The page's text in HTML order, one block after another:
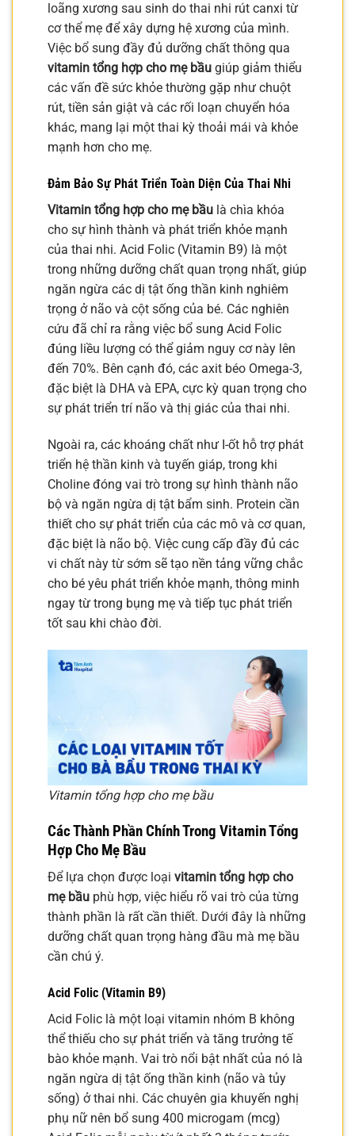
loãng xương sau sinh do thai nhi rút canxi từ
cơ thể mẹ để xây dựng hệ xương của mình.
Việc bổ sung đầy đủ dưỡng chất thông qua
vitamin tổng hợp cho mẹ bầu giúp giảm thiểu
các vấn đề sức khỏe thường gặp như chuột
rút, tiền sản giật và các rối loạn chuyển hóa
khác, mang lại một thai kỳ thoải mái và khỏe
mạnh hơn cho mẹ.
Đảm Bảo Sự Phát Triển Toàn Diện Của Thai Nhi
Vitamin tổng hợp cho mẹ bầu là chìa khóa
cho sự hình thành và phát triển khỏe mạnh
của thai nhi. Acid Folic (Vitamin B9) là một
trong những dưỡng chất quan trọng nhất, giúp
ngăn ngừa các dị tật ống thần kinh nghiêm
trọng ở não và cột sống của bé. Các nghiên
cứu đã chỉ ra rằng việc bổ sung Acid Folic
đúng liều lượng có thể giảm nguy cơ này lên
đến 70%. Bên cạnh đó, các axit béo Omega-3,
đặc biệt là DHA và EPA, cực kỳ quan trọng cho
sự phát triển trí não và thị giác của thai nhi.
Ngoài ra, các khoáng chất như I-ốt hỗ trợ phát
triển hệ thần kinh và tuyến giáp, trong khi
Choline đóng vai trò trong sự hình thành não
bộ và ngăn ngừa dị tật bẩm sinh. Protein cần
thiết cho sự phát triển của các mô và cơ quan,
đặc biệt là não bộ. Việc cung cấp đầy đủ các
vi chất này từ sớm sẽ tạo nền tảng vững chắc
cho bé yêu phát triển khỏe mạnh, thông minh
ngay từ trong bụng mẹ và tiếp tục phát triển
tốt sau khi chào đời.
Vitamin tổng hợp cho mẹ bầu
Các Thành Phần Chính Trong Vitamin Tổng
Hợp Cho Mẹ Bầu
Để lựa chọn được loại vitamin tổng hợp cho
mẹ bầu phù hợp, việc hiểu rõ vai trò của từng
thành phần là rất cần thiết. Dưới đây là những
dưỡng chất quan trọng hàng đầu mà mẹ bầu
cần chú ý.
Acid Folic (Vitamin B9)
Acid Folic là một loại vitamin nhóm B không
thể thiếu cho sự phát triển và tăng trưởng tế
bào khỏe mạnh. Vai trò nổi bật nhất của nó là
ngăn ngừa dị tật ống thần kinh (não và tủy
sống) ở thai nhi. Các chuyên gia khuyến nghị
phụ nữ nên bổ sung 400 microgam (mcg)